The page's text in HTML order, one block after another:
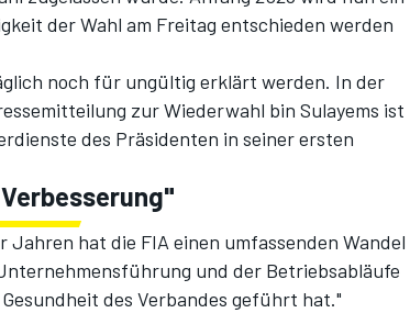
der Wahl am Freitag entschieden werden
noch für ungültig erklärt werden. In der
zur Wiederwahl bin Sulayems ist
des Präsidenten in seiner ersten
hat die FIA einen umfassenden Wandel
und der Betriebsabläufe
des Verbandes geführt hat."